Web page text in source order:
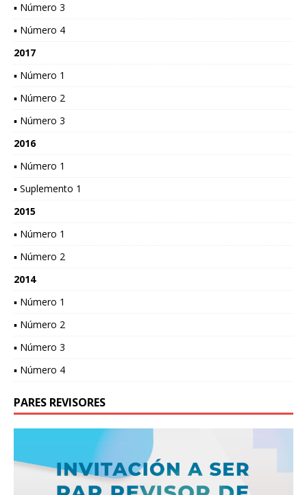
▪ Número 3
▪ Número 4
2017
▪ Número 1
▪ Número 2
▪ Número 3
2016
▪ Número 1
▪ Suplemento 1
2015
▪ Número 1
▪ Número 2
2014
▪ Número 1
▪ Número 2
▪ Número 3
▪ Número 4
PARES REVISORES